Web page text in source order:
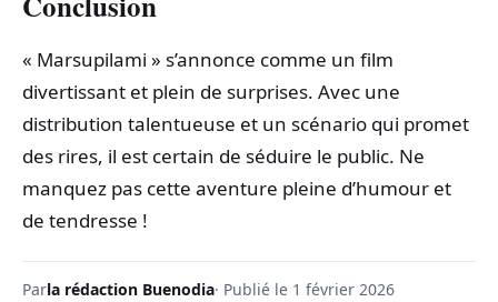
« Marsupilami » s’annonce comme un film
divertissant et plein de surprises. Avec une
distribution talentueuse et un scénario qui promet
des rires, il est certain de séduire le public. Ne
manquez pas cette aventure pleine d’humour et
de tendresse !
Parla rédaction Buenodia· Publié le 1 février 2026